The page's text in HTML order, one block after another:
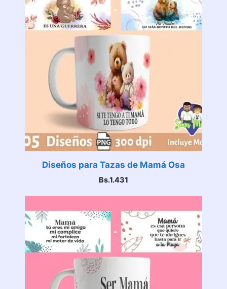
Diseños para Tazas de Mamá Osa
Bs.1.431